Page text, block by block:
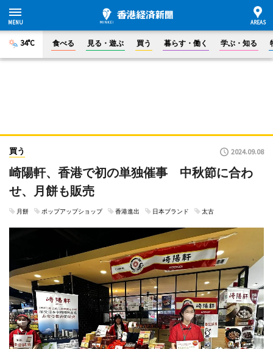
34°C 食べる 見る・遊ぶ 買う 暮らす・働く 学ぶ・知る
買う 2024.09.08
崎陽軒、香港で初の単独催事 中秋節に合わ
せ、月餅も販売
月餅 ポップアップショップ 香港進出 日本ブランド 太古